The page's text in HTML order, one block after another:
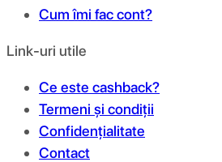
Cum îmi fac cont?
Link-uri utile
Ce este cashback?
Termeni și condiții
Confidențialitate
Contact